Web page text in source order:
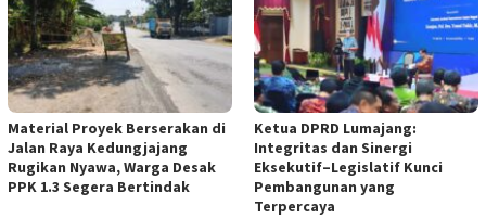
Material Proyek Berserakan di
Jalan Raya Kedungjajang
Rugikan Nyawa, Warga Desak
PPK 1.3 Segera Bertindak
Ketua DPRD Lumajang:
Integritas dan Sinergi
Eksekutif–Legislatif Kunci
Pembangunan yang
Terpercaya